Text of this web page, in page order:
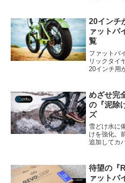
て付けな製
20インチ
ァットバ
覧
ファットバ
リックタイ
20インチ用
きなタイヤ
めざせ完
の『泥除
ズ
雪どけ水に
けを強化。
追加してカ
ら、ヒンジ
製品を選ぶ
待望の『
ァットバ